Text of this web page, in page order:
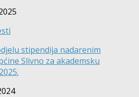
stipendija nadarenim
Slivno za akademsku